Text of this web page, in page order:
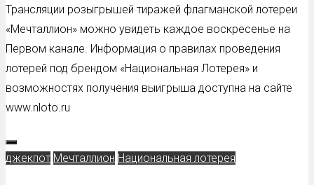
Трансляции розыгрышей тиражей флагманской лотереи
«Мечталлион» можно увидеть каждое воскресенье на
Первом канале. Информация о правилах проведения
лотерей под брендом «Национальная Лотерея» и
возможностях получения выигрыша доступна на сайте
www.nloto.ru
джекпот Мечталлион Национальная лотерея